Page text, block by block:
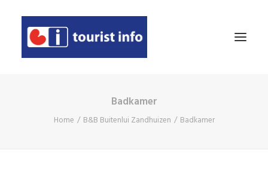
Badkamer
Home B&B Buitenlui Zandhuizen Badkamer